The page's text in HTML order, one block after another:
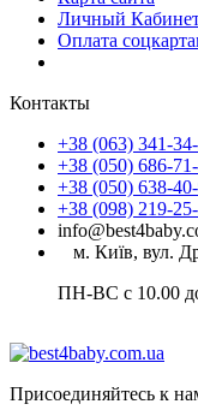
Личный
Оплата
Контакты
+38 (063) 341-
+38 (050) 686-71-
+38 (050) 638-40-
+38 (098) 219-
м. Київ, вул.
ПН-ВС с 10.00
Присоединяйтесь к